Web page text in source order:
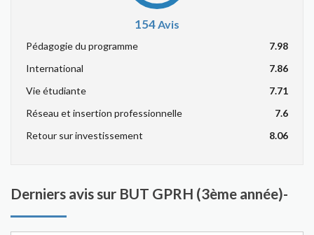
154Avis
Pédagogie du programme
7.98
International
7.86
Vie étudiante
7.71
Réseau et insertion professionnelle
7.6
Retour sur investissement
8.06
Derniers avis sur BUT GPRH (3ème année)-